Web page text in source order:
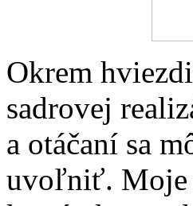
Okrem
sadrovej
a otáčaní sa
uvoľniť. Moje